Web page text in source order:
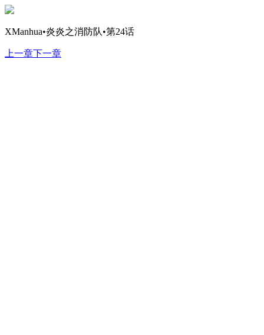
XManhua•炎炎之消防队•第24话
上一章下一章